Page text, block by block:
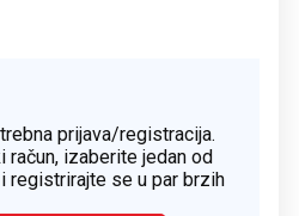
prijava/registracija.
račun, izaberite jedan od
registrirajte se u par brzih